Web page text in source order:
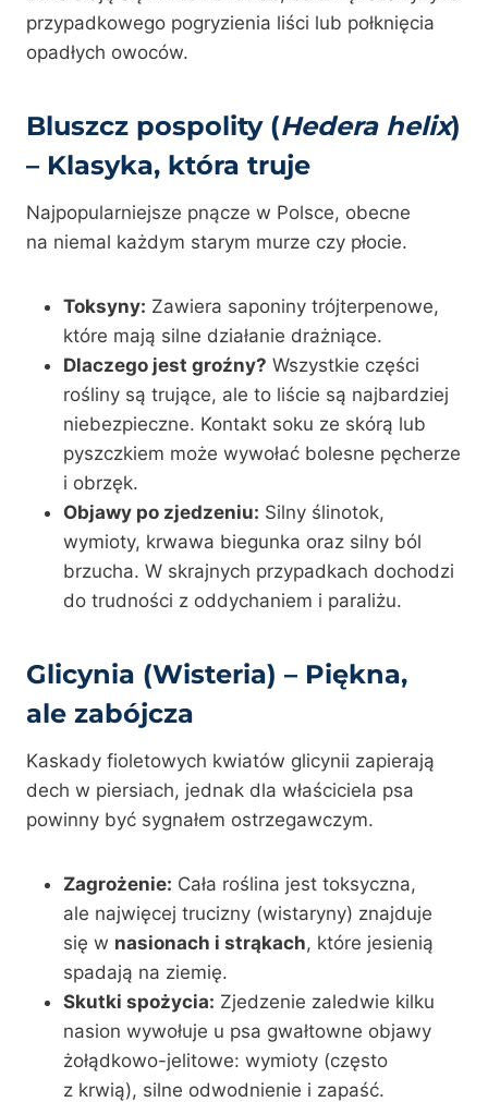
przypadkowego pogryzienia liści lub połknięcia
opadłych owoców.
Bluszcz pospolity (Hedera helix)
– Klasyka, która truje
Najpopularniejsze pnącze w Polsce, obecne
na niemal każdym starym murze czy płocie.
Toksyny: Zawiera saponiny trójterpenowe,
które mają silne działanie drażniące.
Dlaczego jest groźny? Wszystkie części
rośliny są trujące, ale to liście są najbardziej
niebezpieczne. Kontakt soku ze skórą lub
pyszczkiem może wywołać bolesne pęcherze
i obrzęk.
Objawy po zjedzeniu: Silny ślinotok,
wymioty, krwawa biegunka oraz silny ból
brzucha. W skrajnych przypadkach dochodzi
do trudności z oddychaniem i paraliżu.
Glicynia (Wisteria) – Piękna,
ale zabójcza
Kaskady fioletowych kwiatów glicynii zapierają
dech w piersiach, jednak dla właściciela psa
powinny być sygnałem ostrzegawczym.
Zagrożenie: Cała roślina jest toksyczna,
ale najwięcej trucizny (wistaryny) znajduje
się w nasionach i strąkach, które jesienią
spadają na ziemię.
Skutki spożycia: Zjedzenie zaledwie kilku
nasion wywołuje u psa gwałtowne objawy
żołądkowo-jelitowe: wymioty (często
z krwią), silne odwodnienie i zapaść.